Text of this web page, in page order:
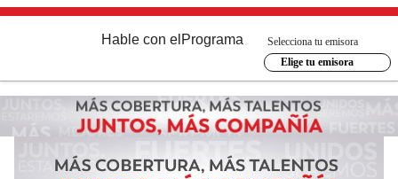
Hable con el Programa
Selecciona tu emisora
Elige tu emisora